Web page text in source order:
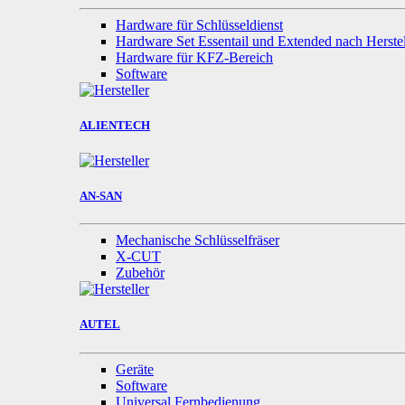
Hardware für Schlüsseldienst
Hardware Set Essentail und Extended nach
Hardware für KFZ-Bereich
Software
ALIENTECH
AN-SAN
Mechanische Schlüsselfräser
X-CUT
Zubehör
AUTEL
Geräte
Software
Universal Fernbedienung